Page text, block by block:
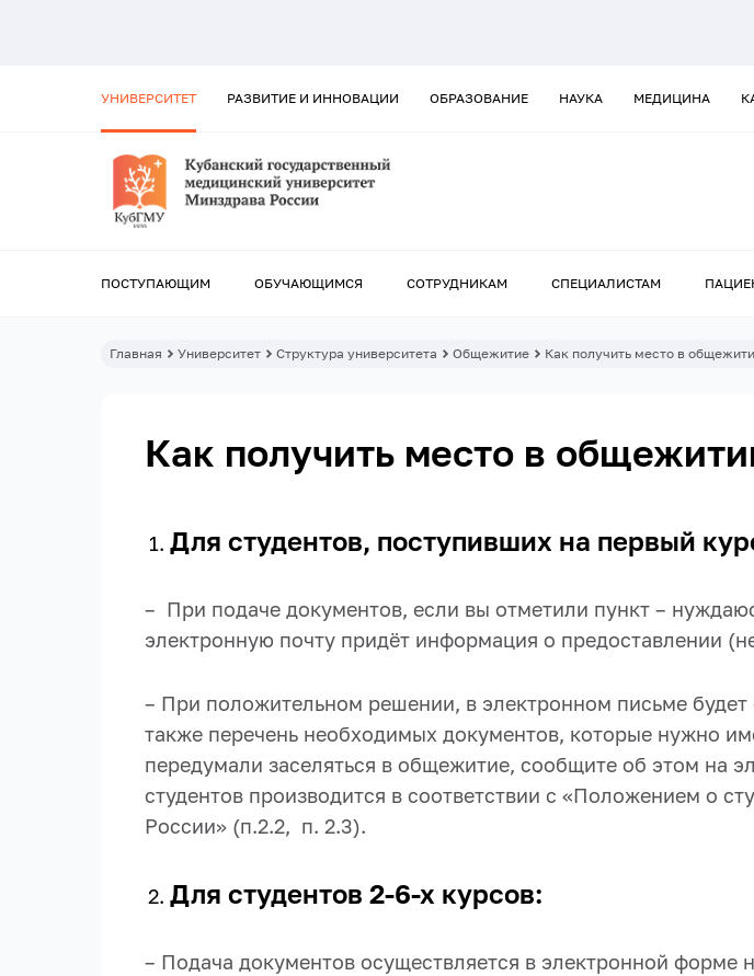
УНИВЕРСИТЕТ РАЗВИТИЕ И ИННОВАЦИИ ОБРАЗОВАНИЕ НАУКА МЕДИЦИНА
ПОСТУПАЮЩИМ ОБУЧАЮЩИМСЯ СОТРУДНИКАМ СПЕЦИАЛИСТАМ
Главная Университет Структура университета Общежитие Как получить место в
Как получить место в
Для студентов, поступивших на первый
– При подаче документов, если вы отметили пункт –
электронную почту придёт информация о предоставлении
– При положительном решении, в электронном письме
также перечень необходимых документов, которые нужно
передумали заселяться в общежитие, сообщите об этом на
студентов производится в соответствии с «Положением о
России» (п.2.2, п. 2.3).
Для студентов 2-6-х курсов:
– Подача документов осуществляется в электронной форме